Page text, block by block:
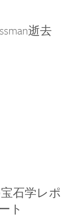
逝去
石学レポ
ト